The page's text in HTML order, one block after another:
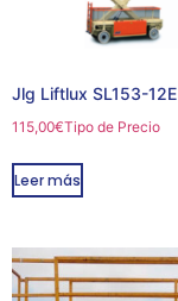
Jlg Liftlux SL153-12E
115,00€Tipo de Precio
Leer más